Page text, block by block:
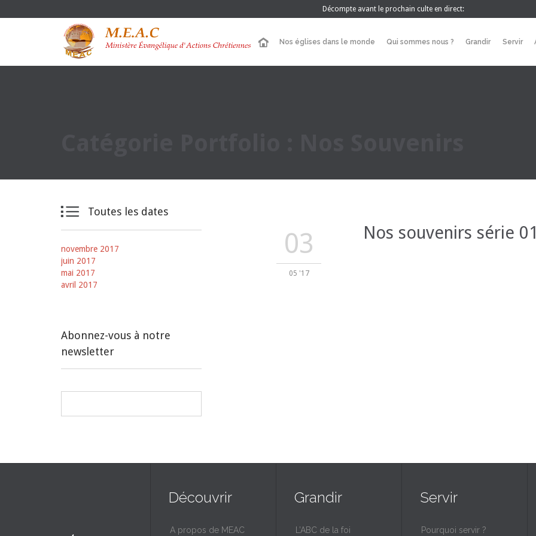
Décompte avant le prochain culte en direct:
Nos églises dans le monde Qui sommes nous ? Grandir Servir
 Toutes les dates
novembre 2017
juin 2017
mai 2017
avril 2017
Abonnez-vous à notre
newsletter
03
05 '17
Nos souvenirs série 01
Découvrir
A propos de MEAC
Grandir
L’ABC de la foi
Servir
Pourquoi servir ?